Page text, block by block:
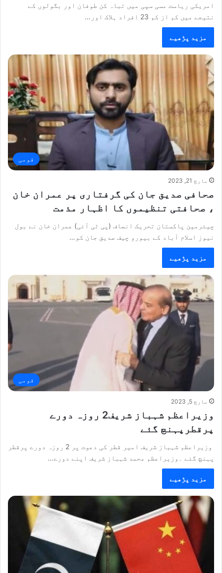
امریکی ریاست مسی سپی میں تباہ کن طوفان اور بگولوں کے
نتیجے میں کم از کم 23 افراد ہلاک اور…
مزید پڑھیے
قومی
مارچ 21, 2023
صحافی صدیق جان کی گرفتاری پر عمران خان
، صحافتی تنظیموں کا اظہار مذمت
چیئرمین پاکستان تحریک انصاف (پی ٹی آئی) عمران خان نے بول
نیوز اسلام آباد کے بیورو چیف صدیق جان کو…
مزید پڑھیے
قومی
مارچ 5, 2023
وزیراعظم شہباز شریف2 روزہ دورے
پرقطرپہنچ گئے
وزیراعظم شہباز شریف امیر قطر کی دعوت پر 2 روزہ دورے پرقطر
پہنچ گئے ۔وزیراعظم محمد شہباز شریف اپنے دورے…
مزید پڑھیے